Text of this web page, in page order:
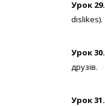
Урок 29.
dislikes).
Урок 30.
друзів.
Урок 31.